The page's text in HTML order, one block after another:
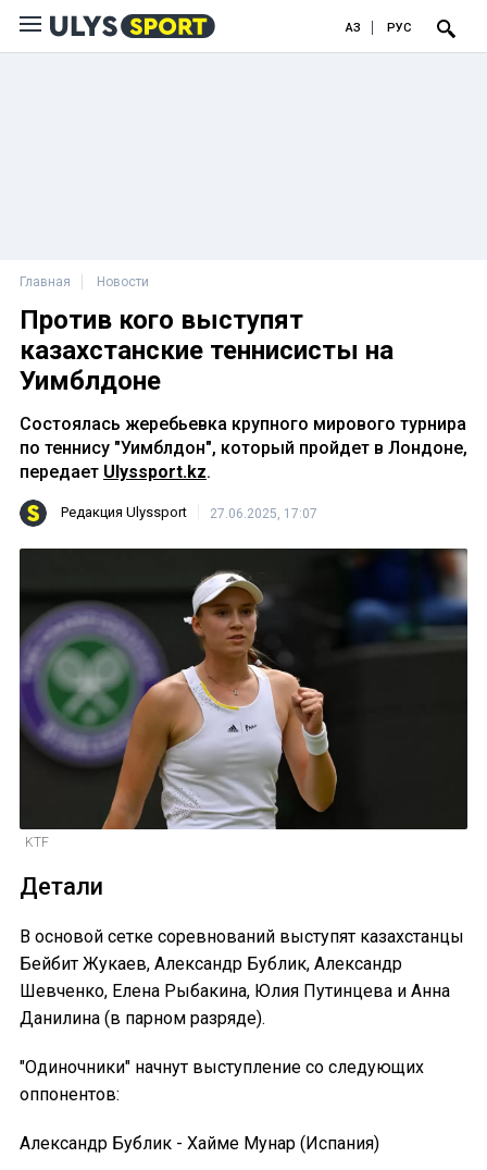
ҚАЗ РУС
Главная Новости
Против кого выступят
казахстанские теннисисты на
Уимблдоне
Состоялась жеребьевка крупного мирового турнира
по теннису "Уимблдон", который пройдет в Лондоне,
передает Ulyssport.kz.
Редакция Ulyssport 27.06.2025, 17:07
KTF
Детали
В основой сетке соревнований выступят казахстанцы
Бейбит Жукаев, Александр Бублик, Александр
Шевченко, Елена Рыбакина, Юлия Путинцева и Анна
Данилина (в парном разряде).
"Одиночники" начнут выступление со следующих
оппонентов:
Александр Бублик - Хайме Мунар (Испания)